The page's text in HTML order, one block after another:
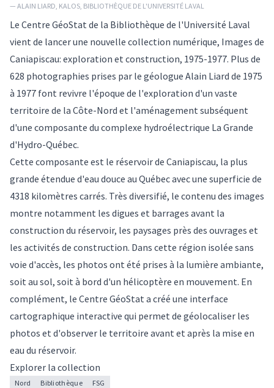
— ALAIN LIARD, KALOS, BIBLIOTHÈQUE DE L'UNIVERSITÉ LAVAL
Le Centre GéoStat de la Bibliothèque de l'Université Laval
vient de lancer une nouvelle collection numérique, Images de
Caniapiscau: exploration et construction, 1975-1977. Plus de
628 photographies prises par le géologue Alain Liard de 1975
à 1977 font revivre l'époque de l'exploration d'un vaste
territoire de la Côte-Nord et l'aménagement subséquent
d'une composante du complexe hydroélectrique La Grande
d'Hydro-Québec.
Cette composante est le réservoir de Caniapiscau, la plus
grande étendue d'eau douce au Québec avec une superficie de
4318 kilomètres carrés. Très diversifié, le contenu des images
montre notamment les digues et barrages avant la
construction du réservoir, les paysages près des ouvrages et
les activités de construction. Dans cette région isolée sans
voie d'accès, les photos ont été prises à la lumière ambiante,
soit au sol, soit à bord d'un hélicoptère en mouvement. En
complément, le Centre GéoStat a créé une interface
cartographique interactive qui permet de géolocaliser les
photos et d'observer le territoire avant et après la mise en
eau du réservoir.
Explorer la collection
Nord Bibliothèque FSG